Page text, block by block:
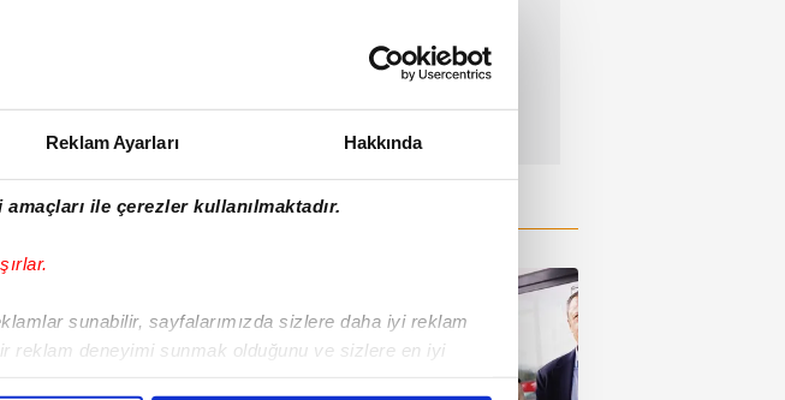
Reklam Ayarları Hakkında
ile çerezler kullanılmaktadır.
sunabilir, sayfalarımızda sizlere daha iyi reklam
reklam deneyimi sunmak olduğunu ve sizlere en iyi
02:03 01:37